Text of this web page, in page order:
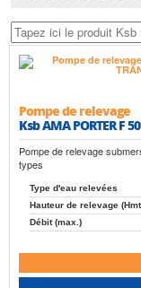
Pompe de relevage
Ksb AMA PORTER F
Pompe de relevage
types
Type d'eau relevées
Hauteur de relevage
Débit (max.)